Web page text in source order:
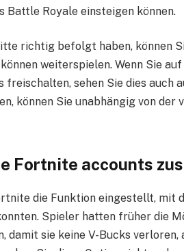
Battle Royale einsteigen können.
richtig befolgt haben, können
weiterspielen. Wenn Sie
freischalten, sehen Sie dies auch
können Sie unabhängig von
Fortnite accounts
die Funktion eingestellt, mit
Spieler hatten früher die
damit sie keine V-Bucks